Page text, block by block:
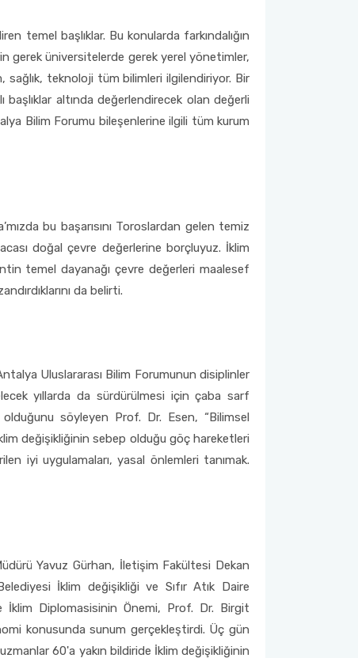
temel başlıklar. Bu konularda farkındalığın
gerek üniversitelerde gerek yerel yönetimler,
sağlık, teknoloji tüm bilimleri ilgilendiriyor. Bir
altında değerlendirecek olan değerli
Bilim Forumu bileşenlerine ilgili tüm kurum
bu başarısını Toroslardan gelen temiz
doğal çevre değerlerine borçluyuz. İklim
temel dayanağı çevre değerleri maalesef
da belirti.
Uluslararası Bilim Forumunun disiplinler
yıllarda da sürdürülmesi için çaba sarf
söyleyen Prof. Dr. Esen, “Bilimsel
değişikliğinin sebep olduğu göç hareketleri
iyi uygulamaları, yasal önlemleri tanımak.
Yavuz Gürhan, İletişim Fakültesi Dekan
İklim değişikliği ve Sıfır Atık Daire
Diplomasisinin Önemi, Prof. Dr. Birgit
konusunda sunum gerçekleştirdi. Üç gün
60'a yakın bildiride İklim değişikliğinin